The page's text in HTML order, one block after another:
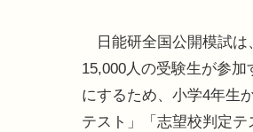
日能研全国公開模試は
15,000人の受験生が参
にするため、小学4年生
テスト」「志望校判定テ